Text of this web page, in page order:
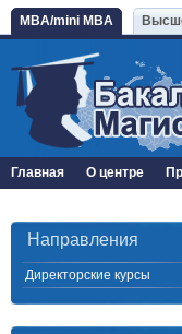
MBA/mini MBA
Главная О центре
Направления
Директорские курсы